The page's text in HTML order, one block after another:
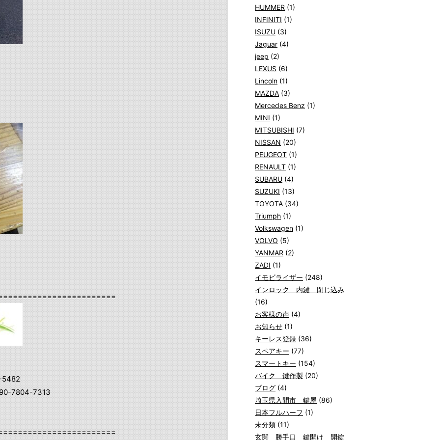
5482
7804-7313
HUMMER (1)
INFINITI (1)
ISUZU (3)
Jaguar (4)
jeep (2)
LEXUS (6)
Lincoln (1)
MAZDA (3)
Mercedes Benz (1)
MINI (1)
MITSUBISHI (7)
NISSAN (20)
PEUGEOT (1)
RENAULT (1)
SUBARU (4)
SUZUKI (13)
TOYOTA (34)
Triumph (1)
Volkswagen (1)
VOLVO (5)
YANMAR (2)
ZADI (1)
イモビライザー (248)
インロック 内鍵 閉じ込み
(16)
お客様の声 (4)
お知らせ (1)
キーレス登録 (36)
スペアキー (77)
スマートキー (154)
バイク 鍵作製 (20)
ブログ (4)
埼玉県入間市 鍵屋 (86)
日本フルハーフ (1)
未分類 (11)
玄関 勝手口 鍵開け 開錠